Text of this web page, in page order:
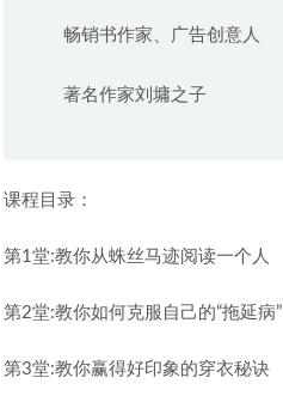
畅销书作家、广告创意人
著名作家刘墉之子
课程目录：
第1堂:教你从蛛丝马迹阅读一个人
第2堂:教你如何克服自己的“拖延病”
第3堂:教你赢得好印象的穿衣秘诀